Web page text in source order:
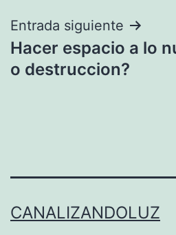
Entrada siguiente
Hacer espacio a lo
o destruccion?
CANALIZANDOLUZ